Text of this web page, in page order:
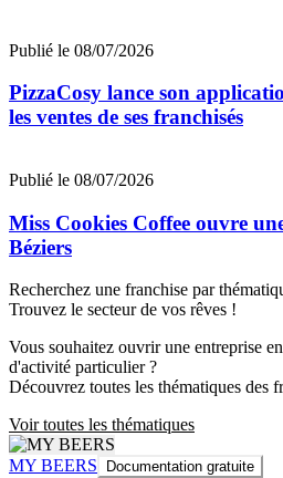
Publié le 08/07/2026
PizzaCosy lance son
les ventes de ses franchisés
Publié le 08/07/2026
Miss Cookies Coffee ouvre
Béziers
Recherchez une franchise par
Trouvez le secteur de vos rêves !
Vous souhaitez ouvrir une entreprise
d'activité particulier ?
Découvrez toutes les thématiques des
Voir toutes les thématiques
MY BEERS Documentation gratuite